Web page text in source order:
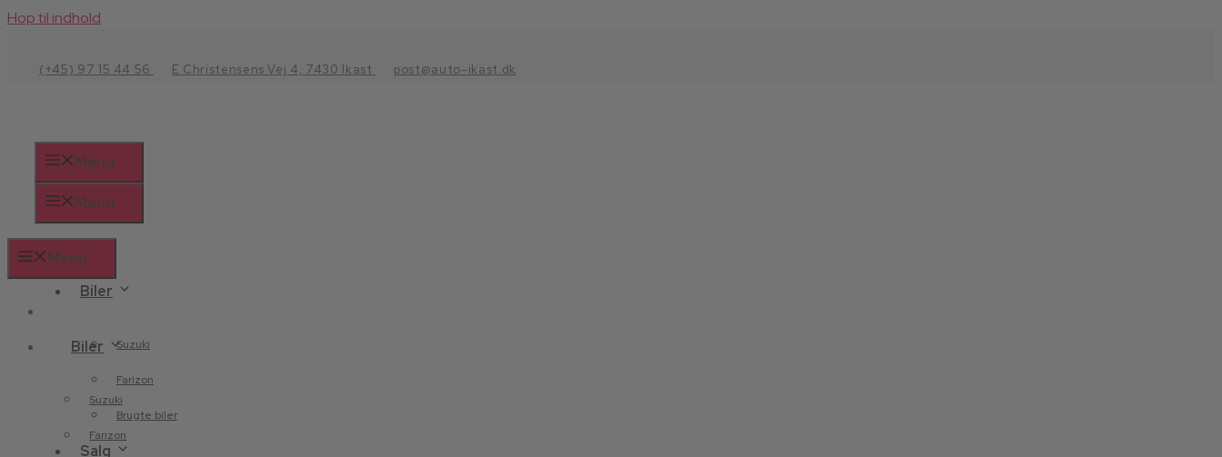
Hop til indhold
(+45) 97 15 44 56 E Christensens Vej 4, 7430 Ikast post@auto-ikast.dk
Menu
Menu
Biler
Suzuki
Farizon
Brugte biler
Salg
Menu
Biler
Suzuki
Farizon